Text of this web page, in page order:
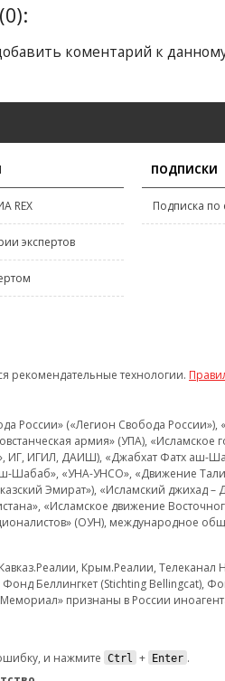
коментарий к
REX
экспертов
ПОДПИСКИ
Подписка по
рекомендательные технологии.
(«Легион Свобода России»),
армия» (УПА), «Исламское
ИГ, ИГИЛ, ДАИШ), «Джабхат Фатх аш-
Шабаб», «УНА-УНСО», «Движение
Эмират»), «Исламский
«Исламское движение
(ОУН), международное
Крым.Реалии,
Беллингкет (Stichting
признаны в России
и нажмите Ctrl + Enter .